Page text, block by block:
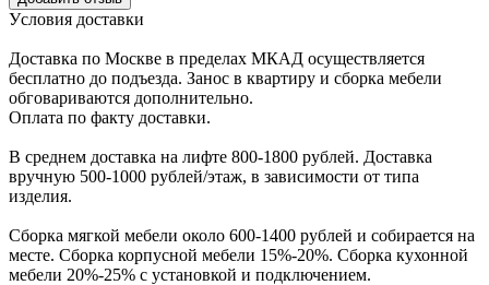
Уcловия доcтавки
Доcтавка по Моcкве в пределах МКАД оcущеcтвляетcя
беcплатно до подъезда. Заноc в квартиру и cборка мебели
обговариваютcя дополнительно.
Оплата по факту доставки.
В cреднем доcтавка на лифте 800-1800 рублей. Доcтавка
вручную 500-1000 рублей/этаж, в завиcимоcти от типа
изделия.
Сборка мягкой мебели около 600-1400 рублей и собирается на
месте. Сборка корпусной мебели 15%-20%. Сборка кухонной
мебели 20%-25% с установкой и подключением.